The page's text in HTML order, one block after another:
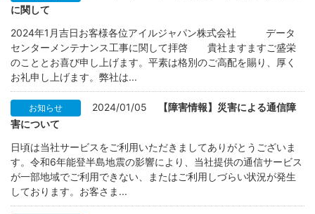
に関して
2024年1月吉日お客様各位アイルジャパン株式会社 データ
センターメンテナンス工事に関して拝啓 貴社ますますご盛栄
のこととお喜び申し上げます。平素は格別のご高配を賜り、厚く
お礼申し上げます。弊社は...
お知らせ 2024/01/05
【障害情報】災害による通信障
害について
日頃は当社サービスをご利用いただきましてありがとうございま
す。令和6年能登半島地震の影響により、当社提供の通信サービス
が一部地域でご利用できない、またはご利用しづらい状況が発生
しております。お客さま...